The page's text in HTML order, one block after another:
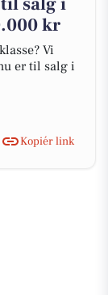
kr
Vi
er til salg i
Kopiér link